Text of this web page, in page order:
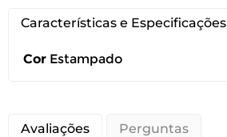
Características e Especificações
Cor Estampado
Avaliações Perguntas